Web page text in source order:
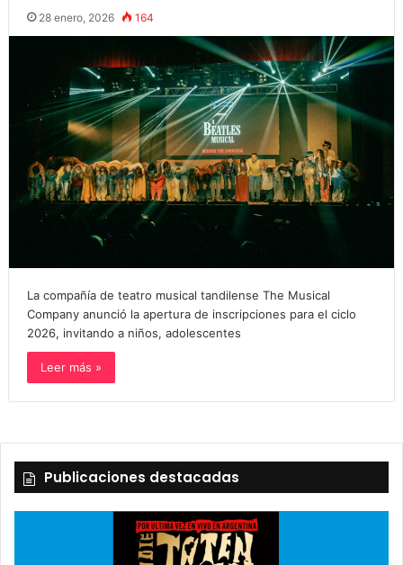
28 enero, 2026 164
La compañía de teatro musical tandilense The Musical
Company anunció la apertura de inscripciones para el ciclo
2026, invitando a niños, adolescentes
Leer más »
Publicaciones destacadas